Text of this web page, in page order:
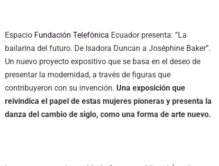
Espacio Fundación Telefónica Ecuador presenta: “La
bailarina del futuro. De Isadora Duncan a Joséphine Baker”.
Un nuevo proyecto expositivo que se basa en el deseo de
presentar la modernidad, a través de figuras que
contribuyeron con su invención. Una exposición que
reivindica el papel de estas mujeres pioneras y presenta la
danza del cambio de siglo, como una forma de arte nuevo.